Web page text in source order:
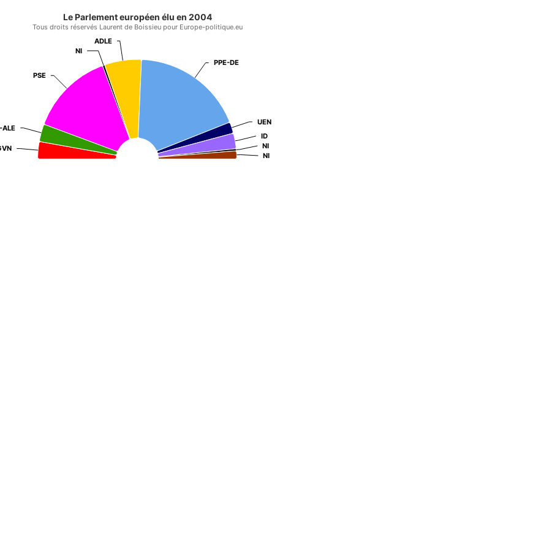
Le Parlement européen élu en 2004
Tous droits réservés Laurent de Boissieu pour Europe-politique.eu
ALE
ALE
PSE
PSE
NI
NI
ADLE
ADLE
PPE-DE
PPE-DE
UEN
UEN
ID
ID
NI
NI
NI
NI